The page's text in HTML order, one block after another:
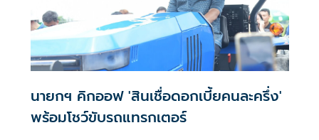
นายกฯ คิกออฟ 'สินเชื่อดอกเบี้ยคนละครึ่ง'
พร้อมโชว์ขับรถแทรกเตอร์